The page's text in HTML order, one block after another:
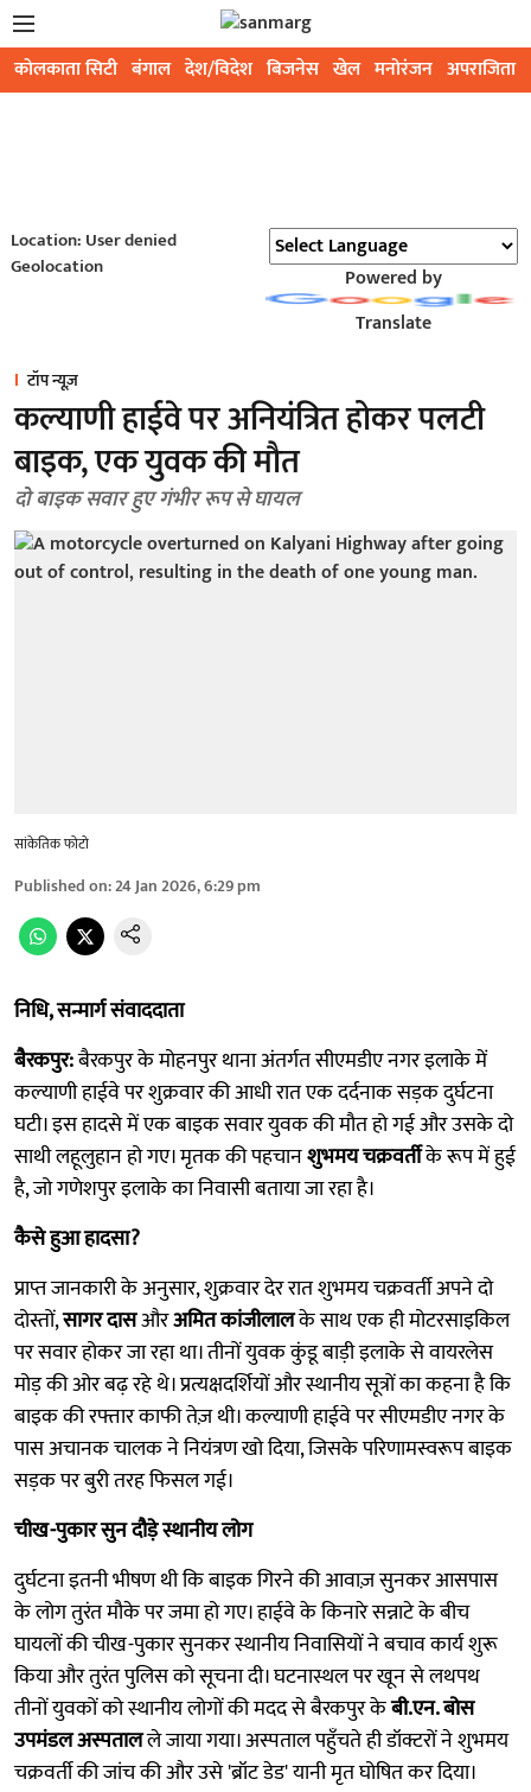
कोलकाता सिटी बंगाल देश/विदेश बिजनेस खेल मनोरंजन अपराजिता
Location: User denied
Geolocation
Powered by
Translate
टॉप न्यूज़
कल्याणी हाईवे पर अनियंत्रित होकर पलटी
बाइक, एक युवक की मौत
दो बाइक सवार हुए गंभीर रूप से घायल
सांकेतिक फोटो
Published on:24 Jan 2026, 6:29 pm
निधि, सन्मार्ग संवाददाता
बैरकपुर:बैरकपुर के मोहनपुर थाना अंतर्गत सीएमडीए नगर इलाके में
कल्याणी हाईवे पर शुक्रवार की आधी रात एक दर्दनाक सड़क दुर्घटना
घटी। इस हादसे में एक बाइक सवार युवक की मौत हो गई और उसके दो
साथी लहूलुहान हो गए। मृतक की पहचानशुभमय चक्रवर्तीके रूप में हुई
है, जो गणेशपुर इलाके का निवासी बताया जा रहा है।
कैसे हुआ हादसा?
प्राप्त जानकारी के अनुसार, शुक्रवार देर रात शुभमय चक्रवर्ती अपने दो
दोस्तों,सागर दासऔरअमित कांजीलालके साथ एक ही मोटरसाइकिल
पर सवार होकर जा रहा था। तीनों युवक कुंडू बाड़ी इलाके से वायरलेस
मोड़ की ओर बढ़ रहे थे। प्रत्यक्षदर्शियों और स्थानीय सूत्रों का कहना है कि
बाइक की रफ्तार काफी तेज़ थी। कल्याणी हाईवे पर सीएमडीए नगर के
पास अचानक चालक ने नियंत्रण खो दिया, जिसके परिणामस्वरूप बाइक
सड़क पर बुरी तरह फिसल गई।
चीख-पुकार सुन दौड़े स्थानीय लोग
दुर्घटना इतनी भीषण थी कि बाइक गिरने की आवाज़ सुनकर आसपास
के लोग तुरंत मौके पर जमा हो गए। हाईवे के किनारे सन्नाटे के बीच
घायलों की चीख-पुकार सुनकर स्थानीय निवासियों ने बचाव कार्य शुरू
किया और तुरंत पुलिस को सूचना दी। घटनास्थल पर खून से लथपथ
तीनों युवकों को स्थानीय लोगों की मदद से बैरकपुर केबी.एन. बोस
उपमंडल अस्पतालले जाया गया। अस्पताल पहुँचते ही डॉक्टरों ने शुभमय
चक्रवर्ती की जांच की और उसे 'ब्रॉट डेड' यानी मृत घोषित कर दिया।